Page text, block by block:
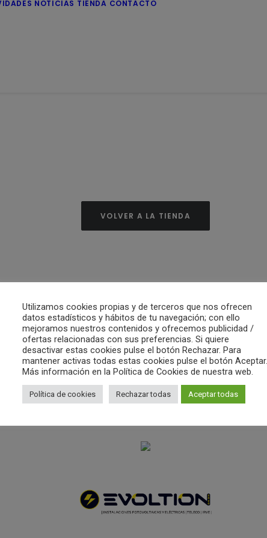
NOTICIAS TIENDA CONTACTO
VOLVER A LA TIENDA
Utilizamos cookies propias y de terceros que nos ofrecen
datos estadísticos y hábitos de tu navegación; con ello
mejoramos nuestros contenidos y ofrecemos publicidad /
ofertas relacionadas con sus preferencias. Si quiere
desactivar estas cookies pulse el botón Rechazar. Para
mantener activas todas estas cookies pulse el botón Aceptar.
Más información en la Política de Cookies de nuestra web.
Política de cookies Rechazar todas Aceptar todas